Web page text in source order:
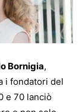
Bornigia,
i fondatori del
e 70 lanciò